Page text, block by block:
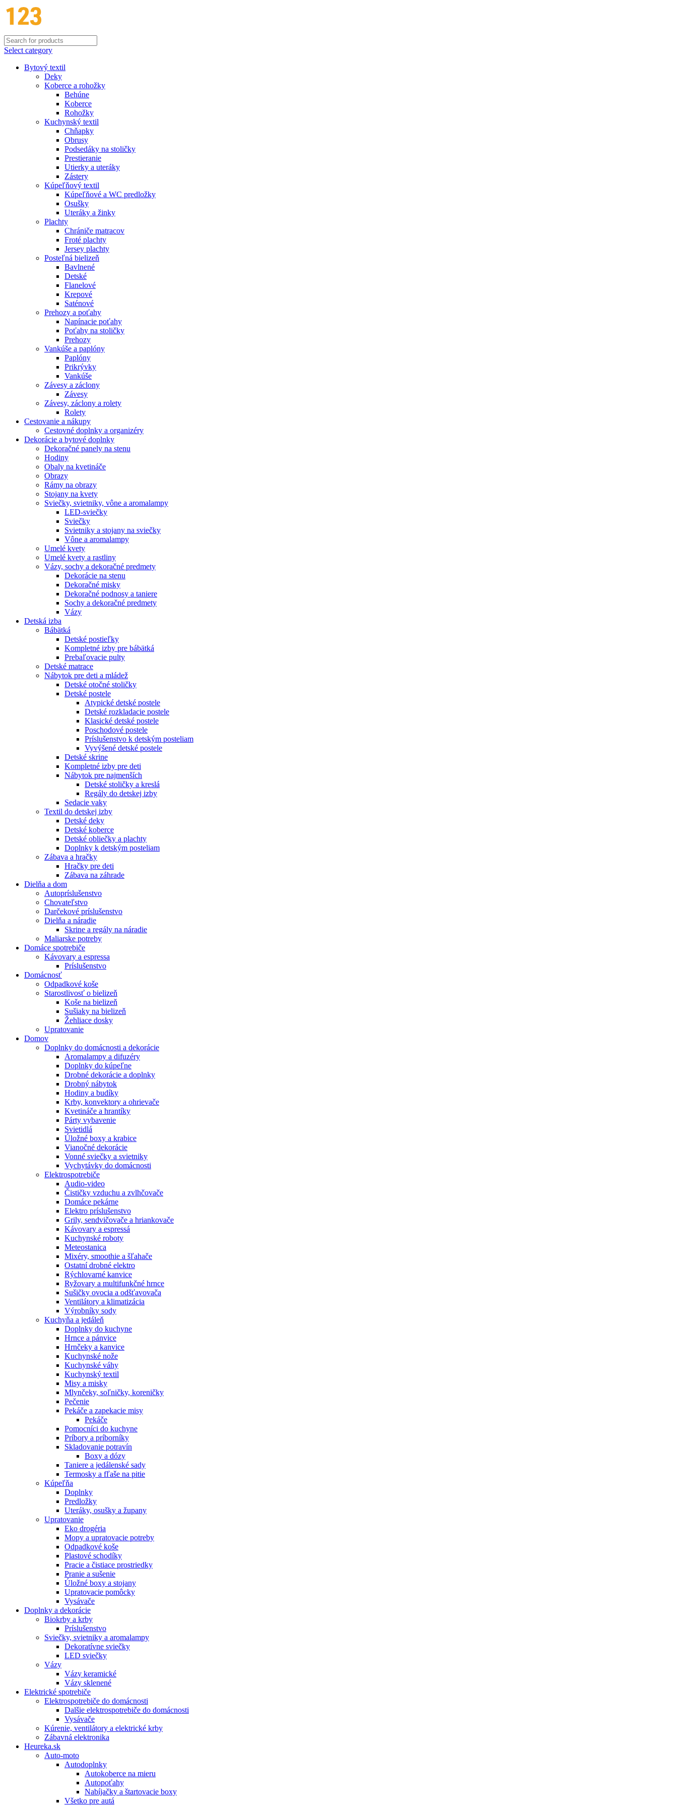
Select category
Bytový textil
Deky
Koberce a rohožky
Behúne
Koberce
Rohožky
Kuchynský textil
Chňapky
Obrusy
Podsedáky na stoličky
Prestieranie
Utierky a uteráky
Zástery
Kúpeľňový textil
Kúpeľňové a WC predložky
Osušky
Uteráky a žinky
Plachty
Chrániče matracov
Froté plachty
Jersey plachty
Posteľná bielizeň
Bavlnené
Detské
Flanelové
Krepové
Saténové
Prehozy a poťahy
Napínacie poťahy
Poťahy na stoličky
Prehozy
Vankúše a paplóny
Paplóny
Prikrývky
Vankúše
Závesy a záclony
Závesy
Závesy, záclony a rolety
Rolety
Cestovanie a nákupy
Cestovné doplnky a organizéry
Dekorácie a bytové doplnky
Dekoračné panely na stenu
Hodiny
Obaly na kvetináče
Obrazy
Rámy na obrazy
Stojany na kvety
Sviečky, svietniky, vône a aromalampy
LED-sviečky
Sviečky
Svietniky a stojany na sviečky
Vône a aromalampy
Umelé kvety
Umelé kvety a rastliny
Vázy, sochy a dekoračné predmety
Dekorácie na stenu
Dekoračné misky
Dekoračné podnosy a taniere
Sochy a dekoračné predmety
Vázy
Detská izba
Bábätká
Detské postieľky
Kompletné izby pre bábätká
Prebaľovacie pulty
Detské matrace
Nábytok pre deti a mládež
Detské otočné stoličky
Detské postele
Atypické detské postele
Detské rozkladacie postele
Klasické detské postele
Poschodové postele
Príslušenstvo k detským posteliam
Vyvýšené detské postele
Detské skrine
Kompletné izby pre deti
Nábytok pre najmenších
Detské stoličky a kreslá
Regály do detskej izby
Sedacie vaky
Textil do detskej izby
Detské deky
Detské koberce
Detské obliečky a plachty
Doplnky k detským posteliam
Zábava a hračky
Hračky pre deti
Zábava na záhrade
Dielňa a dom
Autopríslušenstvo
Chovateľstvo
Darčekové príslušenstvo
Dielňa a náradie
Skrine a regály na náradie
Maliarske potreby
Domáce spotrebiče
Kávovary a espressa
Príslušenstvo
Domácnosť
Odpadkové koše
Starostlivosť o bielizeň
Koše na bielizeň
Sušiaky na bielizeň
Žehliace dosky
Upratovanie
Domov
Doplnky do domácnosti a dekorácie
Aromalampy a difuzéry
Doplnky do kúpeľne
Drobné dekorácie a doplnky
Drobný nábytok
Hodiny a budíky
Krby, konvektory a ohrievače
Kvetináče a hrantíky
Párty vybavenie
Svietidlá
Úložné boxy a krabice
Vianočné dekorácie
Vonné sviečky a svietniky
Vychytávky do domácnosti
Elektrospotrebiče
Audio-video
Čističky vzduchu a zvlhčovače
Domáce pekárne
Elektro príslušenstvo
Grily, sendvičovače a hriankovače
Kávovary a espressá
Kuchynské roboty
Meteostanica
Mixéry, smoothie a šľahače
Ostatní drobné elektro
Rýchlovarné kanvice
Ryžovary a multifunkčné hrnce
Sušičky ovocia a odšťavovača
Ventilátory a klimatizácia
Výrobníky sody
Kuchyňa a jedáleň
Doplnky do kuchyne
Hrnce a pánvice
Hrnčeky a kanvice
Kuchynské nože
Kuchynské váhy
Kuchynský textil
Misy a misky
Mlynčeky, soľničky, koreničky
Pečenie
Pekáče a zapekacie misy
Pekáče
Pomocníci do kuchyne
Príbory a príborníky
Skladovanie potravín
Boxy a dózy
Taniere a jedálenské sady
Termosky a fľaše na pitie
Kúpeľňa
Doplnky
Predložky
Uteráky, osušky a župany
Upratovanie
Eko drogéria
Mopy a upratovacie potreby
Odpadkové koše
Plastové schodíky
Pracie a čistiace prostriedky
Pranie a sušenie
Úložné boxy a stojany
Upratovacie pomôcky
Vysávače
Doplnky a dekorácie
Biokrby a krby
Príslušenstvo
Sviečky, svietniky a aromalampy
Dekoratívne sviečky
LED sviečky
Vázy
Vázy keramické
Vázy sklenené
Elektrické spotrebiče
Elektrospotrebiče do domácnosti
Dalšie elektrospotrebiče do domácnosti
Vysávače
Kúrenie, ventilátory a elektrické krby
Zábavná elektronika
Heureka.sk
Auto-moto
Autodoplnky
Autokoberce na mieru
Autopoťahy
Nabíjačky a štartovacie boxy
Všetko pre autá